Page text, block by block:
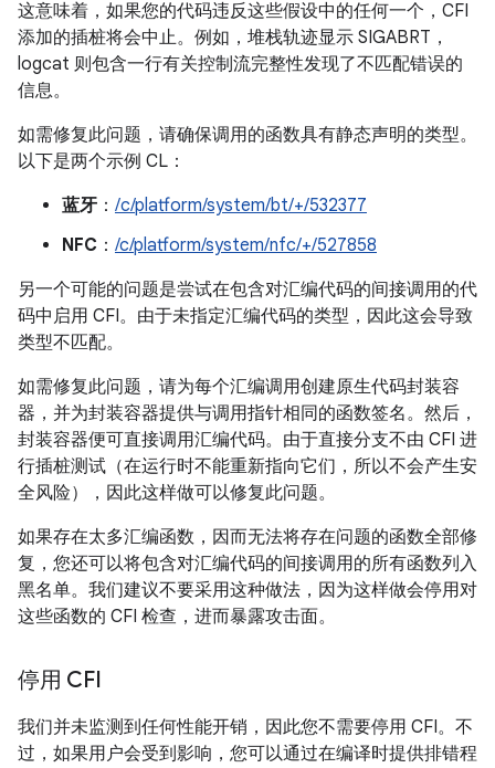
这意味着，如果您的代码违反这些假设中的任何一个，CFI
添加的插桩将会中止。例如，堆栈轨迹显示 SIGABRT，
logcat 则包含一行有关控制流完整性发现了不匹配错误的
信息。
如需修复此问题，请确保调用的函数具有静态声明的类型。
以下是两个示例 CL：
蓝牙 ： /c/platform/system/bt/+/532377
NFC ： /c/platform/system/nfc/+/527858
另一个可能的问题是尝试在包含对汇编代码的间接调用的代
码中启用 CFI。由于未指定汇编代码的类型，因此这会导致
类型不匹配。
如需修复此问题，请为每个汇编调用创建原生代码封装容
器，并为封装容器提供与调用指针相同的函数签名。然后，
封装容器便可直接调用汇编代码。由于直接分支不由 CFI 进
行插桩测试（在运行时不能重新指向它们，所以不会产生安
全风险），因此这样做可以修复此问题。
如果存在太多汇编函数，因而无法将存在问题的函数全部修
复，您还可以将包含对汇编代码的间接调用的所有函数列入
黑名单。我们建议不要采用这种做法，因为这样做会停用对
这些函数的 CFI 检查，进而暴露攻击面。
停用 CFI
我们并未监测到任何性能开销，因此您不需要停用 CFI。不
过，如果用户会受到影响，您可以通过在编译时提供排错程